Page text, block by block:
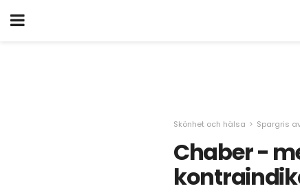
Skönhet och hälsa Spargris
Chaber -